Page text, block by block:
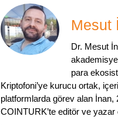
Mesut
Dr. Mesut
para
Kriptofoni’ye kurucu ortak,
platformlarda görev alan İnan,
COINTURK’te editör ve yazar